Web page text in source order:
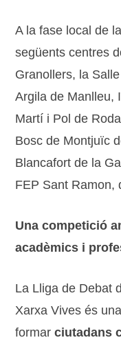
A la fase local de
següents centres
Granollers, la
Argila de Manlleu,
Martí i Pol de
Bosc de Montjuïc
Blancafort de la
FEP Sant Ramon,
Una competició
acadèmics i
La Lliga de Debat
Xarxa Vives és
formarciutadans